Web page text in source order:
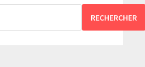
RECHERCHER